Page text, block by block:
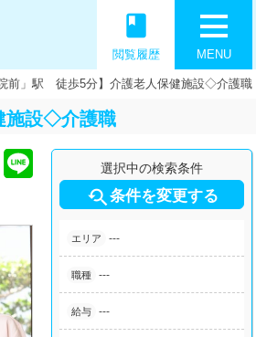
MENU
book
閲覧履歴
前」駅 徒歩5分】介護老人保健施設◇介護職
施設◇介護職
選択中の検索条件
条件を変更する
エリア ---
職種 ---
給与 ---